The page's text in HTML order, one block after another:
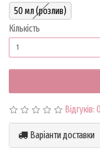
50 мл (розлив)
Кількість
Відгуків: 0
Варіанти доставки